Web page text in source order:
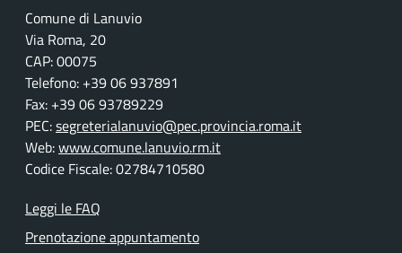
Comune di Lanuvio
Via Roma, 20
CAP: 00075
Telefono: +39 06 937891
Fax: +39 06 93789229
PEC:segreterialanuvio@pec.provincia.roma.it
Web:www.comune.lanuvio.rm.it
Codice Fiscale: 02784710580
Leggi le FAQ
Prenotazione appuntamento